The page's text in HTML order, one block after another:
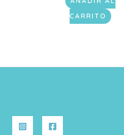
CARRITO